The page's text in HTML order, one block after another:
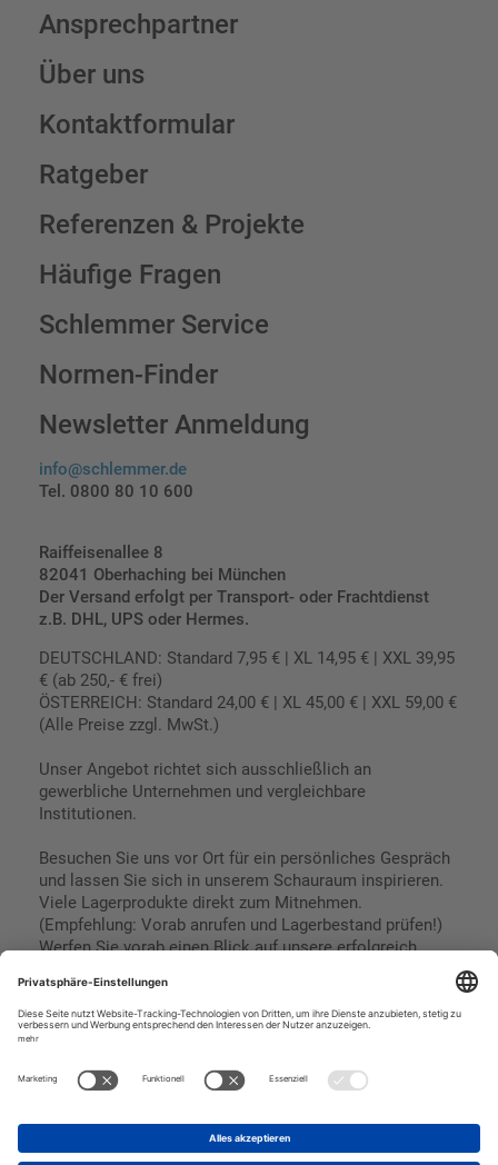
Ansprechpartner
Über uns
Kontaktformular
Ratgeber
Referenzen & Projekte
Häufige Fragen
Schlemmer Service
Normen-Finder
Newsletter Anmeldung
info@schlemmer.de
Tel. 0800 80 10 600
Raiffeisenallee 8
82041 Oberhaching bei München
Der Versand erfolgt per Transport- oder Frachtdienst
z.B. DHL, UPS oder Hermes.
DEUTSCHLAND: Standard 7,95 € | XL 14,95 € | XXL 39,95
€ (ab 250,- € frei)
ÖSTERREICH: Standard 24,00 € | XL 45,00 € | XXL 59,00 €
(Alle Preise zzgl. MwSt.)
Unser Angebot richtet sich ausschließlich an
gewerbliche Unternehmen und vergleichbare
Institutionen.
Besuchen Sie uns vor Ort für ein persönliches Gespräch
und lassen Sie sich in unserem Schauraum inspirieren.
Viele Lagerprodukte direkt zum Mitnehmen.
(Empfehlung: Vorab anrufen und Lagerbestand prüfen!)
Werfen Sie vorab einen Blick auf unsere erfolgreich
Impressum
Datenschutz
SEPA Lastschrift
Kreditkarte
Rechnungskauf